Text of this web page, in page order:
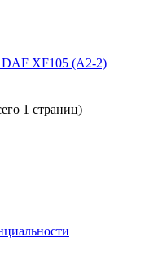
DAF XF105 (А2-2)
1 страниц)